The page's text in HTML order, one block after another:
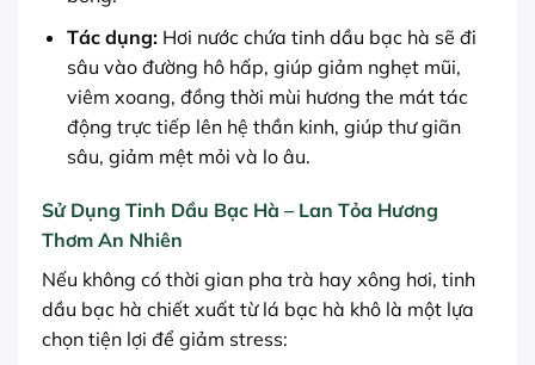
Tác dụng:Hơi nước chứa tinh dầu bạc hà sẽ đi
sâu vào đường hô hấp, giúp giảm nghẹt mũi,
viêm xoang, đồng thời mùi hương the mát tác
động trực tiếp lên hệ thần kinh, giúp thư giãn
sâu, giảm mệt mỏi và lo âu.
Sử Dụng Tinh Dầu Bạc Hà – Lan Tỏa Hương
Thơm An Nhiên
Nếu không có thời gian pha trà hay xông hơi, tinh
dầu bạc hà chiết xuất từ lá bạc hà khô là một lựa
chọn tiện lợi để giảm stress: